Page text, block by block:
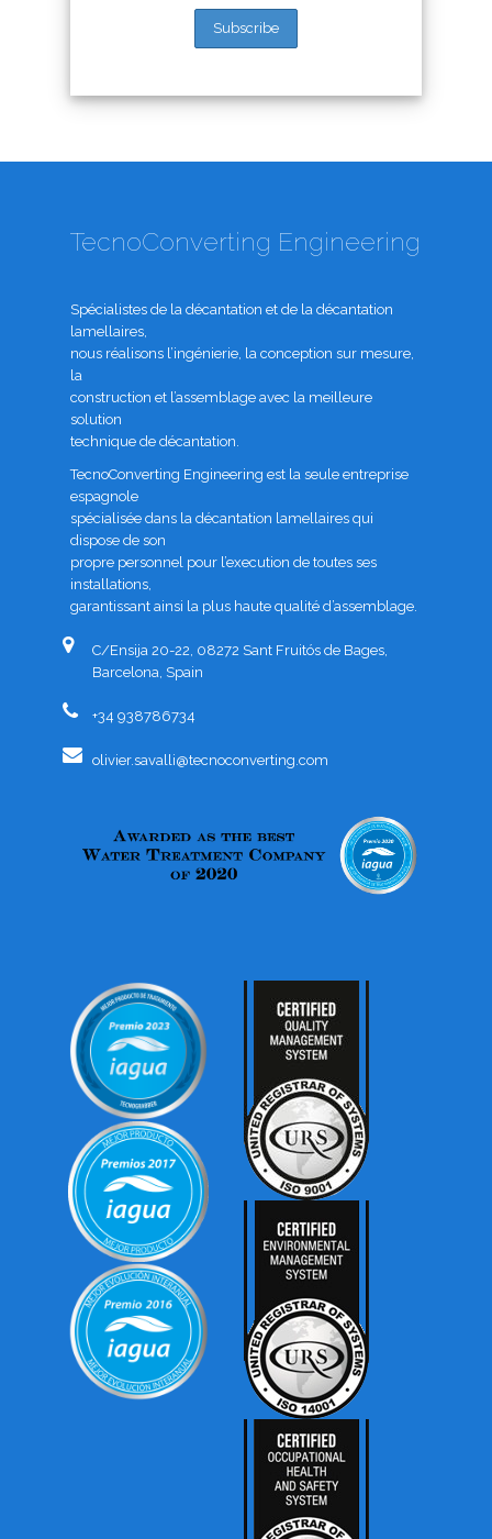
TecnoConverting Engineering
Spécialistes de la décantation et de la décantation
lamellaires,
nous réalisons l’ingénierie, la conception sur mesure,
la
construction et l’assemblage avec la meilleure
solution
technique de décantation.
TecnoConverting Engineering est la seule entreprise
espagnole
spécialisée dans la décantation lamellaires qui
dispose de son
propre personnel pour l’execution de toutes ses
installations,
garantissant ainsi la plus haute qualité d’assemblage.
C/Ensija 20-22, 08272 Sant Fruitós de Bages,
Barcelona, Spain
+34 938786734
olivier.savalli@tecnoconverting.com